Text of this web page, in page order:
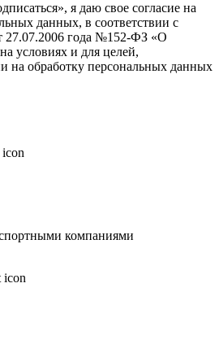
я даю свое согласие на
данных, в соответствии с
27.07.2006 года №152-ФЗ «О
условиях и для целей,
на обработку персональных данных
компаниями